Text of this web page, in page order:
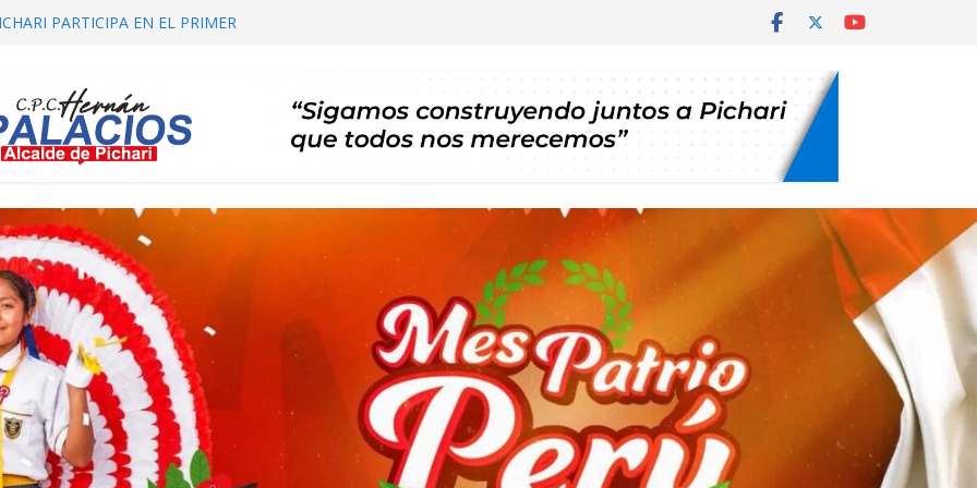
DISTRITAL DE SALUD – CODISA
AUTORIDADES COMUNALES
DE PLAN DE DESARROLLO
2026 – 2035 ETAPA DE PROPUESTAS
DE PROYECTOS